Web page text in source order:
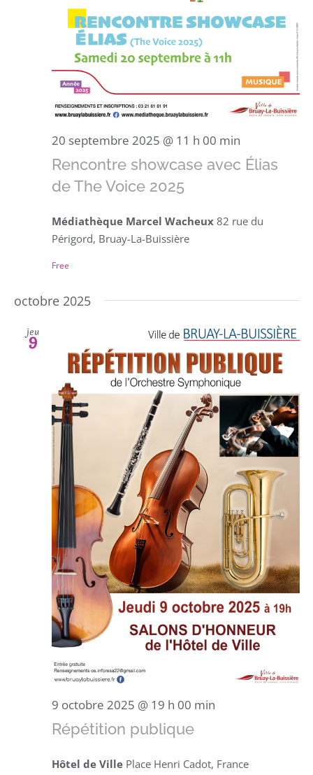
20 septembre 2025 @ 11 h 00 min
Rencontre showcase avec Élias
de The Voice 2025
Médiathèque Marcel Wacheux 82 rue du
Périgord, Bruay-La-Buissière
Free
octobre 2025
jeu
9
9 octobre 2025 @ 19 h 00 min
Répétition publique
Hôtel de Ville Place Henri Cadot, France